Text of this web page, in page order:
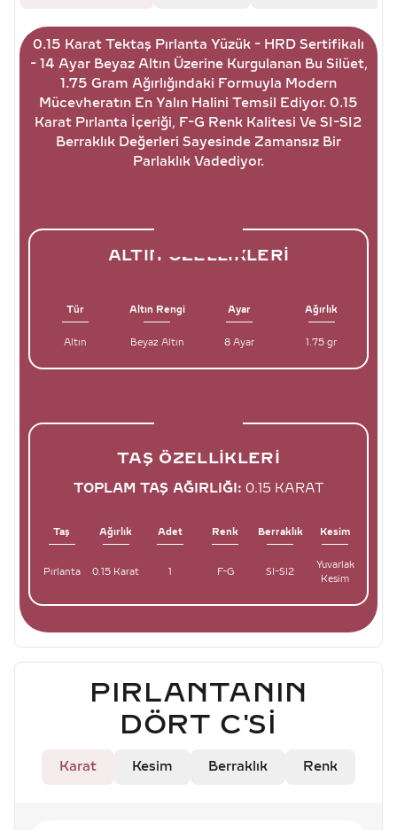
0.15 Karat Tektaş Pırlanta Yüzük - HRD Sertifikalı
- 14 Ayar Beyaz Altın Üzerine Kurgulanan Bu Silüet,
1.75 Gram Ağırlığındaki Formuyla Modern
Mücevheratın En Yalın Halini Temsil Ediyor. 0.15
Karat Pırlanta İçeriği, F-G Renk Kalitesi Ve SI-SI2
Berraklık Değerleri Sayesinde Zamansız Bir
Parlaklık Vadediyor.
ALTIN ÖZELLIKLERI
Tür Altın Rengi Ayar Ağırlık
Altın Beyaz Altın 8 Ayar 1.75 gr
TAŞ ÖZELLIKLERI
TOPLAM TAŞ AĞIRLIĞI: 0.15 KARAT
Taş Ağırlık Adet Renk Berraklık Kesim
Pırlanta 0.15 Karat 1 F-G SI-SI2
Yuvarlak
Kesim
PIRLANTANIN
DÖRT C'SI
Karat Kesim Berraklık Renk